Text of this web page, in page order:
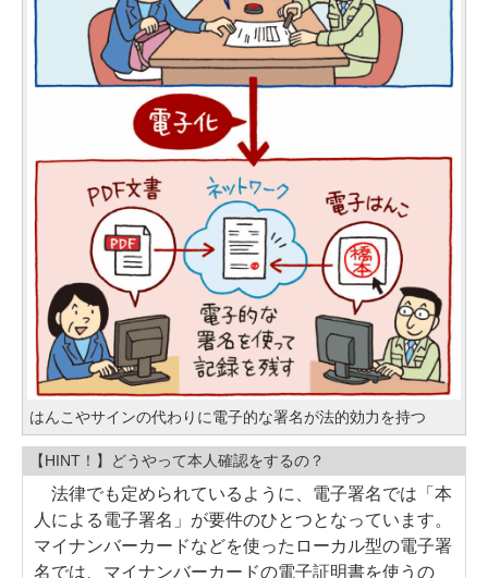
はんこやサインの代わりに電子的な署名が法的効力を持つ
【HINT！】どうやって本人確認をするの？
法律でも定められているように、電子署名では「本
人による電子署名」が要件のひとつとなっています。
マイナンバーカードなどを使ったローカル型の電子署
名では、マイナンバーカードの電子証明書を使うの